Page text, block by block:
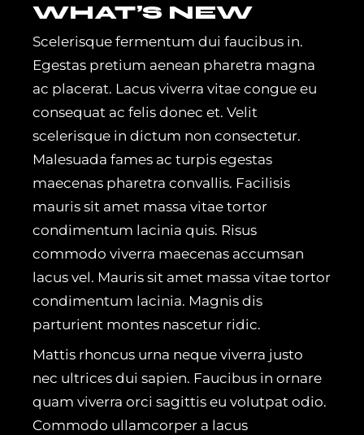
WHAT’S NEW
Scelerisque fermentum dui faucibus in.
Egestas pretium aenean pharetra magna
ac placerat. Lacus viverra vitae congue eu
consequat ac felis donec et. Velit
scelerisque in dictum non consectetur.
Malesuada fames ac turpis egestas
maecenas pharetra convallis. Facilisis
mauris sit amet massa vitae tortor
condimentum lacinia quis. Risus
commodo viverra maecenas accumsan
lacus vel. Mauris sit amet massa vitae tortor
condimentum lacinia. Magnis dis
parturient montes nascetur ridic.
Mattis rhoncus urna neque viverra justo
nec ultrices dui sapien. Faucibus in ornare
quam viverra orci sagittis eu volutpat odio.
Commodo ullamcorper a lacus